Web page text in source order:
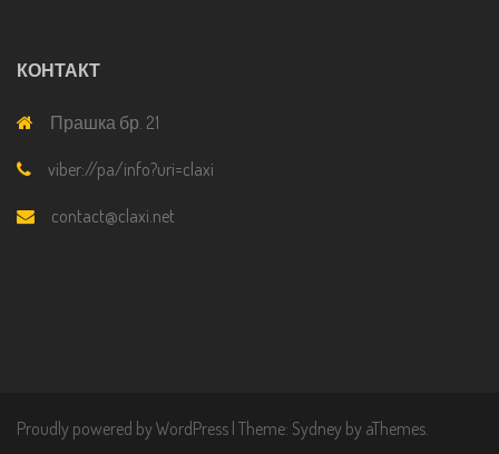
КОНТАКТ
Прашка бр. 21
viber://pa/info?uri=claxi
contact@claxi.net
Proudly powered by WordPress Theme: Sydney by aThemes.